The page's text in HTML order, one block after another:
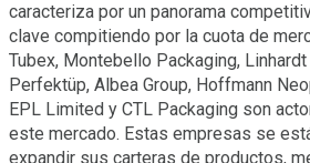
caracteriza por un panorama
clave compitiendo por la cuota de
Tubex, Montebello Packaging, Linhardt
Perfektüp, Albea Group, Hoffmann
EPL Limited y CTL Packaging son
este mercado. Estas empresas se
expandir sus carteras de productos,